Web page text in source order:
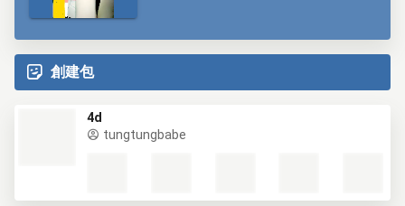
創建包
4d
tungtungbabe